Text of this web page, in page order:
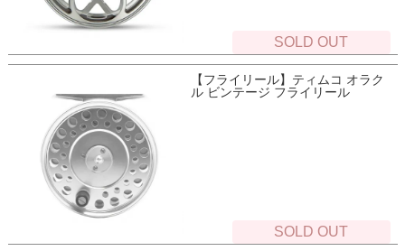
SOLD OUT
【フライリール】ティムコ オラク
ル ビンテージ フライリール
SOLD OUT